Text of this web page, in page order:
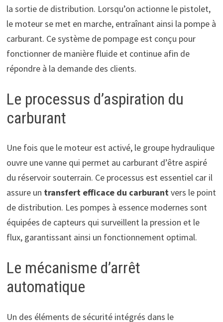
la sortie de distribution. Lorsqu’on actionne le pistolet,
le moteur se met en marche, entraînant ainsi la pompe à
carburant. Ce système de pompage est conçu pour
fonctionner de manière fluide et continue afin de
répondre à la demande des clients.
Le processus d’aspiration du
carburant
Une fois que le moteur est activé, le groupe hydraulique
ouvre une vanne qui permet au carburant d’être aspiré
du réservoir souterrain. Ce processus est essentiel car il
assure un transfert efficace du carburantvers le point
de distribution. Les pompes à essence modernes sont
équipées de capteurs qui surveillent la pression et le
flux, garantissant ainsi un fonctionnement optimal.
Le mécanisme d’arrêt
automatique
Un des éléments de sécurité intégrés dans le